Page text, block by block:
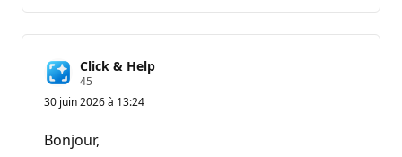
réponse
Click & Help
45
o
i
t
s
30 juin 2026 à 13:24
Bonjour,